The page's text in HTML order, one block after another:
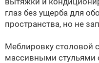
глаз без ущерба для
пространства, но не
Меблировку столовой
массивными стульями